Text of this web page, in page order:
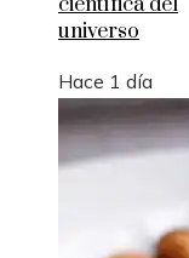
universo
Hace 1 día